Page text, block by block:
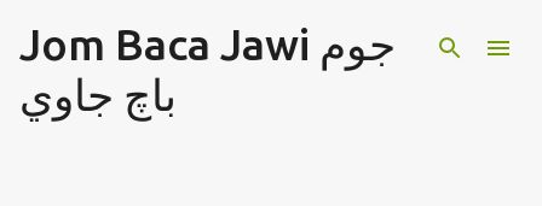
Langkau ke kandungan utamaJom Baca Jawi جوم
باچ جاوي